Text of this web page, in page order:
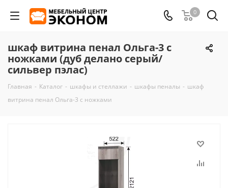
0
шкаф витрина пенал Ольга-3 с
ножками (дуб делано серый/
сильвер пэлас)
Главная - Каталог - шкафы и стеллажи - шкафы пеналы - шкаф
витрина пенал Ольга-3 с ножками